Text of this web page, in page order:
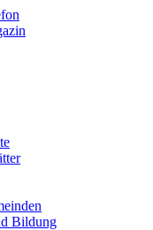
Bildung